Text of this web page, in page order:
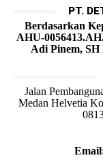
PT.
Berdasarkan
AHU-
Adi Pinem, SH
Jalan
Medan Helvetia